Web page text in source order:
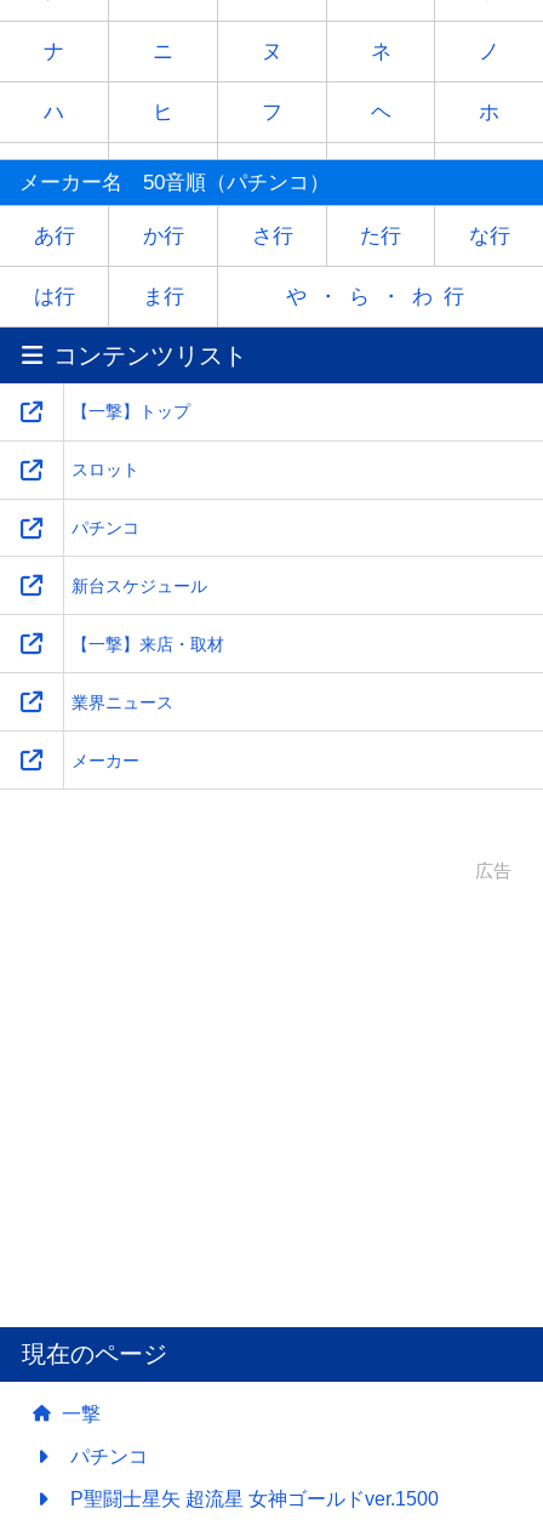
ナ ニ ヌ ネ ノ
ハ ヒ フ ヘ ホ
マ ミ ム
ヤ - ユ - ヨ
ラ リ レ
ワ -
メーカー名 50音順（パチンコ）
あ行 か行 さ行 た行 な行
は行 ま行 や・ら・わ行
コンテンツリスト
【一撃】トップ
スロット
パチンコ
新台スケジュール
【一撃】来店・取材
業界ニュース
メーカー
広告
現在のページ
一撃
パチンコ
P聖闘士星矢 超流星 女神ゴールドver.1500